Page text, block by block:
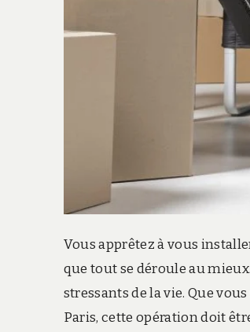
Vous apprêtez à vous
que tout se déroule au
stressants de la vie. Que
Paris, cette opération doit